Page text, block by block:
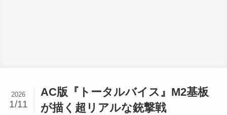
AC版『トータルバイス』M2基板
が描く超リアルな銃撃戦
2026
1/11